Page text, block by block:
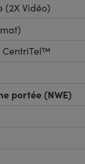
(2X Vidéo)
CentriTel™
portée (NWE)